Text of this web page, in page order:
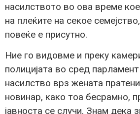
насилството во ова време
на плеќите на секое
повеќе е присутно.
Ние го видовме и преку
полицијата во сред
насилство врз жената
новинар, како тоа бесрамно,
јавноста се случи. Знам дека